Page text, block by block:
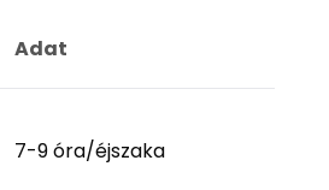
Adat
7-9 óra/éjszaka